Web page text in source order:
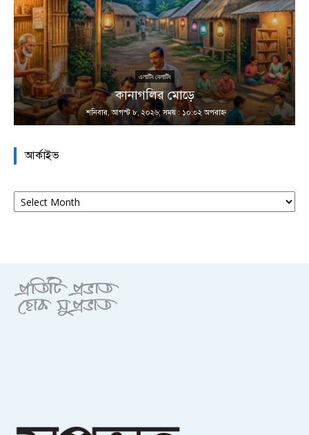
এলাটিং বেলাটিং
কানাগলির মোড়ে
শনিবার, আগস্ট ৮, ২০২৬; সময় : ১০:০২ অপরাহ্ণ
আর্কাইভ
আর্কাইভ